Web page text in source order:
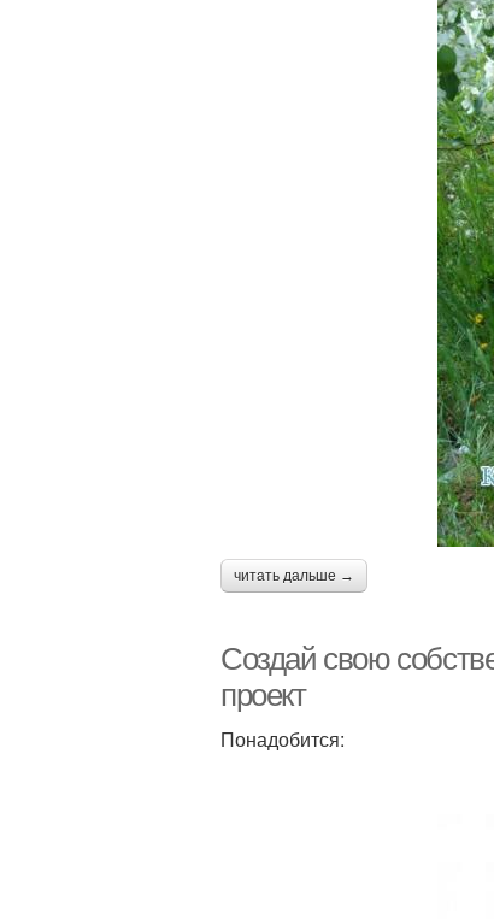
читать дальше →
Создай свою
проект
Понадобится: